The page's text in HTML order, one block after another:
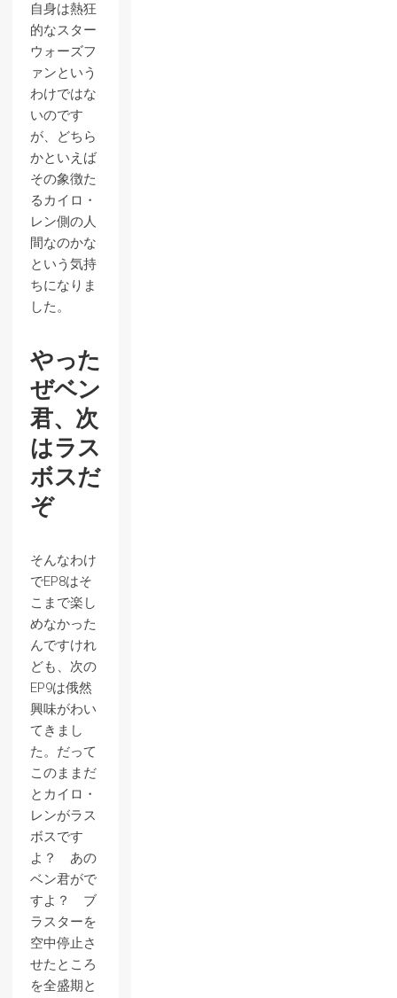
自身は熱狂
的なスター
ウォーズフ
ァンという
わけではな
いのです
が、どちら
かといえば
その象徴た
るカイロ・
レン側の人
間なのかな
という気持
ちになりま
した。
やった
ぜベン
君、次
はラス
ボスだ
ぞ
そんなわけ
でEP8はそ
こまで楽し
めなかった
んですけれ
ども、次の
EP9は俄然
興味がわい
てきまし
た。だって
このままだ
とカイロ・
レンがラス
ボスです
よ？ あの
ベン君がで
すよ？ ブ
ラスターを
空中停止さ
せたところ
を全盛期と